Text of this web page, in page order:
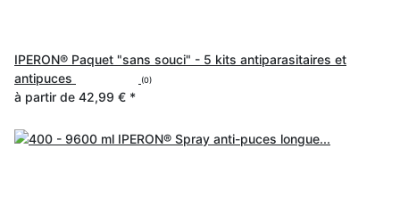
IPERON® Paquet "sans souci" - 5 kits antiparasitaires et
antipuces
(0)
à partir de 42,99 € *